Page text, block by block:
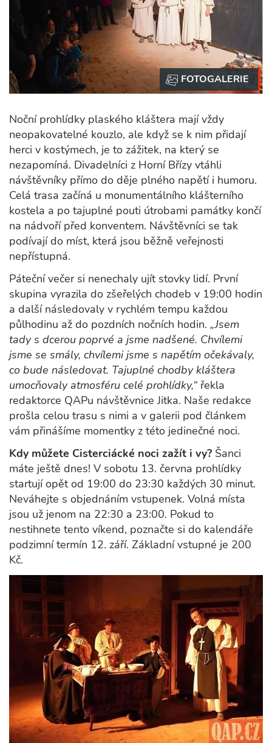
Noční prohlídky plaského kláštera mají vždy
neopakovatelné kouzlo, ale když se k nim přidají
herci v kostýmech, je to zážitek, na který se
nezapomíná. Divadelníci z Horní Břízy vtáhli
návštěvníky přímo do děje plného napětí i humoru.
Celá trasa začíná u monumentálního klášterního
kostela a po tajuplné pouti útrobami památky končí
na nádvoří před konventem. Návštěvníci se tak
podívají do míst, která jsou běžně veřejnosti
nepřístupná.
Páteční večer si nenechaly ujít stovky lidí. První
skupina vyrazila do zšeřelých chodeb v 19:00 hodin
a další následovaly v rychlém tempu každou
půlhodinu až do pozdních nočních hodin. „Jsem
tady s dcerou poprvé a jsme nadšené. Chvílemi
jsme se smály, chvílemi jsme s napětím očekávaly,
co bude následovat. Tajuplné chodby kláštera
umocňovaly atmosféru celé prohlídky,“ řekla
redaktorce QAPu návštěvnice Jitka. Naše redakce
prošla celou trasu s nimi a v galerii pod článkem
vám přinášíme momentky z této jedinečné noci.
Kdy můžete Cisterciácké noci zažít i vy? Šanci
máte ještě dnes! V sobotu 13. června prohlídky
startují opět od 19:00 do 23:30 každých 30 minut.
Neváhejte s objednáním vstupenek. Volná místa
jsou už jenom na 22:30 a 23:00. Pokud to
nestihnete tento víkend, poznačte si do kalendáře
podzimní termín 12. září. Základní vstupné je 200
Kč.